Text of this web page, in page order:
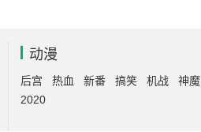
动漫
后宫 热血 新番 搞笑 机战 神魔
2020